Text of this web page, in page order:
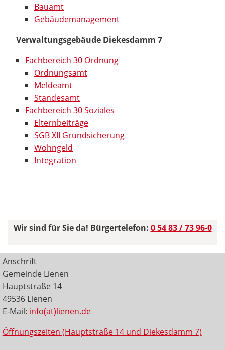
Bauamt
Gebäudemanagement
Verwaltungsgebäude Diekesdamm 7
Fachbereich 30 Ordnung
Ordnungsamt
Meldeamt
Standesamt
Fachbereich 30 Soziales
Elternbeiträge
SGB XII Grundsicherung
Wohngeld
Integration
Wir sind für Sie da! Bürgertelefon: 0 54 83 / 73 96-0
Anschrift
Gemeinde Lienen
Hauptstraße 14
49536 Lienen
E-Mail: info(at)lienen.de
Öffnungszeiten (Hauptstraße 14 und Diekesdamm 7)